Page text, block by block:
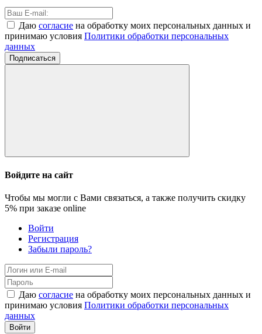
Даю согласие на обработку моих персональных данных и
принимаю условия Политики обработки персональных
данных
Подписаться
Войдите на сайт
Чтобы мы могли с Вами связаться, а также получить скидку
5% при заказе online
Войти
Регистрация
Забыли пароль?
Даю согласие на обработку моих персональных данных и
принимаю условия Политики обработки персональных
данных
Войти